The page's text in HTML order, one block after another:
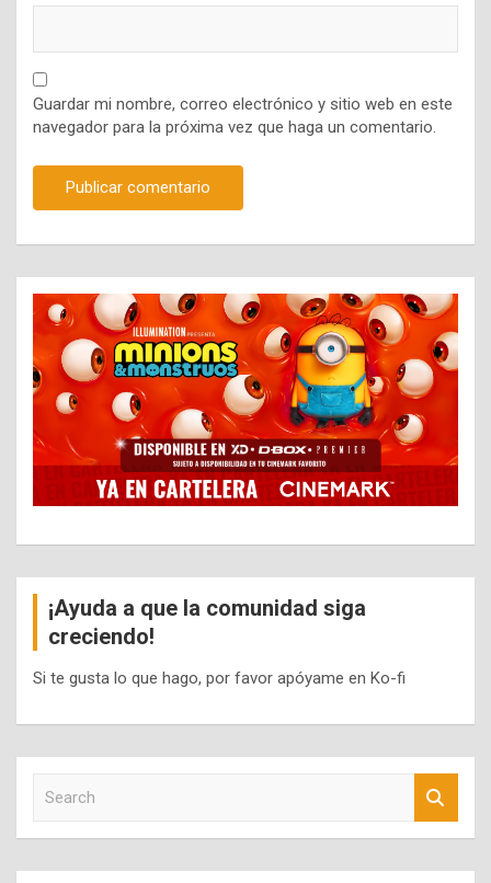
Guardar mi nombre, correo electrónico y sitio web en este
navegador para la próxima vez que haga un comentario.
¡Ayuda a que la comunidad siga
creciendo!
Si te gusta lo que hago, por favor apóyame en Ko-fi
c